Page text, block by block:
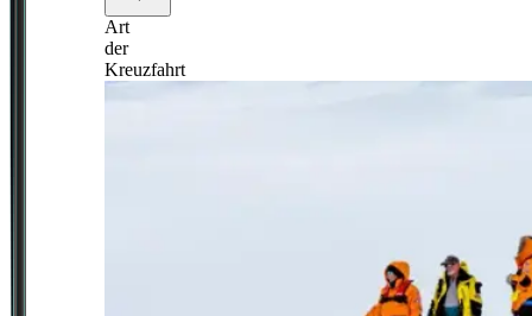
Art
der
Kreuzfahrt